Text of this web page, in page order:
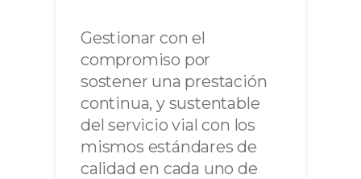
Gestionar con el
compromiso por
sostener una prestación
continua, y sustentable
del servicio vial con los
mismos estándares de
calidad en cada uno de